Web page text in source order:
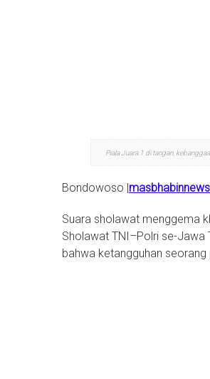
Piala Juara 1 di tangan,
Bondowoso |
Suara sholawat menggema
Sholawat TNI–Polri se-Jawa
bahwa ketangguhan